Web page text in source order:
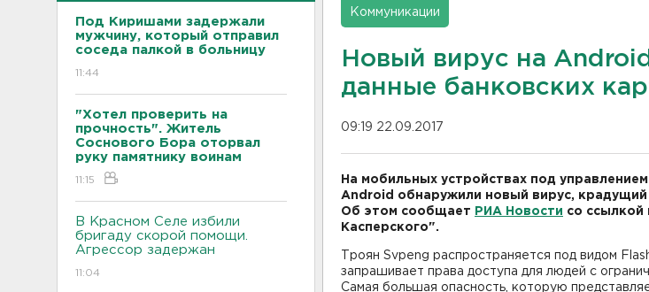
Под Киришами задержали
мужчину, который отправил
соседа палкой в больницу
11:44
"Хотел проверить на
прочность". Житель
Соснового Бора оторвал
руку памятнику воинам
11:15
В Красном Селе избили
бригаду скорой помощи.
Агрессор задержан
11:04
Коммуникации
Новый вирус на
данные банковских
09:19 22.09.2017
На мобильных устройствах под
Android обнаружили новый вирус,
Об этом сообщает
РИА Новости со
Касперского".
Троян Svpeng распространяется под видом
запрашивает права доступа для людей с
Самая большая опасность, которую